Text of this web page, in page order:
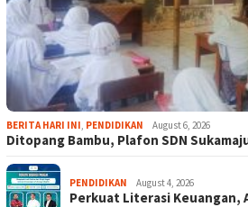
BERITA HARI INI, PENDIDIKAN August 6, 2026
Ditopang Bambu, Plafon SDN
PENDIDIKAN August 4, 2026
Perkuat Literasi Keuangan,